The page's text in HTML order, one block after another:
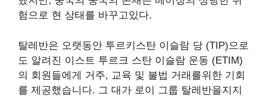
험으로 현 상태를 바꾸고있다.
탈레반은 오랫동안 투르키스탄 이슬람 당 (TIP)으로
도 알려진 이스트 투르크 스탄 이슬람 운동 (ETIM)
의 회원들에게 거주, 교육 및 불법 거래를위한 기회
를 제공했습니다. 그 대가 로이 그룹 탈레반을지지